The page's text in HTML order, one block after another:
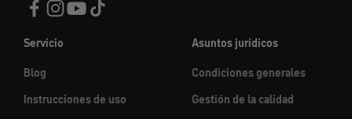
Servicio
Blog
Instrucciones de uso
Asuntos jurídicos
Condiciones generales
Gestión de la calidad